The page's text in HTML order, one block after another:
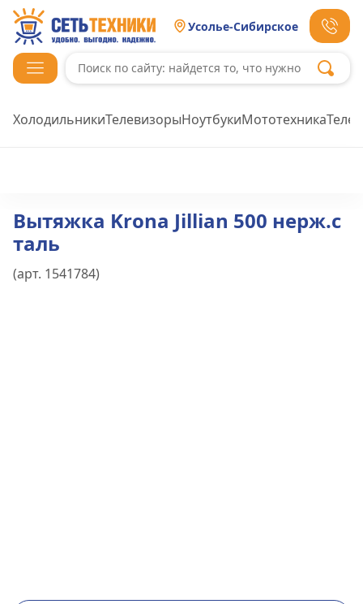
Усолье-Сибирское
ХолодильникиТелевизорыНоутбукиМототехника
Вытяжка Krona Jillian 500 нерж.с
таль
(арт. 1541784)